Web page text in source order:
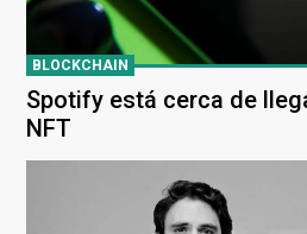
BLOCKCHAIN
Spotify está cerca de
NFT